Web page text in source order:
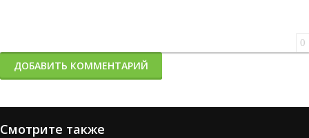
0
ДОБАВИТЬ КОММЕНТАРИЙ
Смотрите также